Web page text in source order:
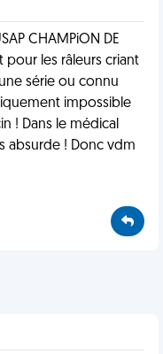
CHAMPiON DE
pour les râleurs criant
série ou connu
impossible
! Dans le médical
absurde ! Donc vdm